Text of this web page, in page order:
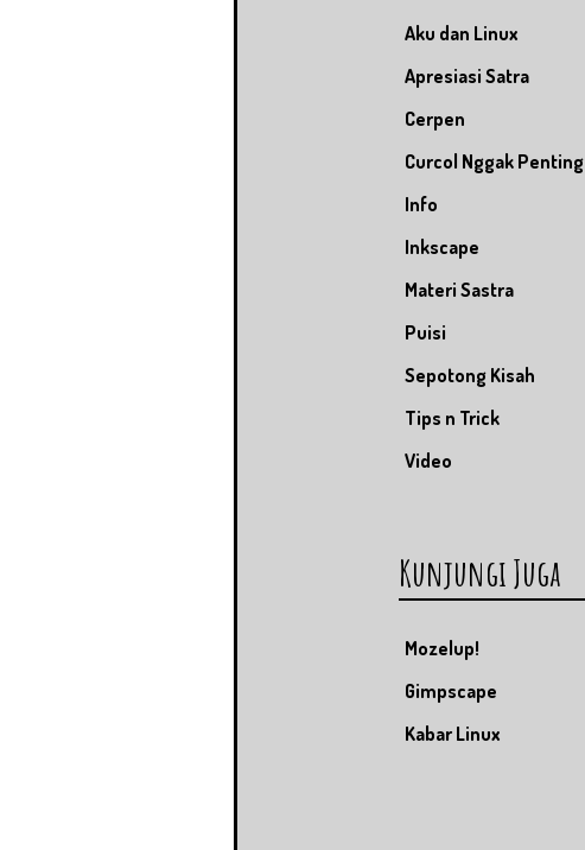
Aku dan Linux
Apresiasi Satra
Cerpen
Curcol Nggak Penting
Info
Inkscape
Materi Sastra
Puisi
Sepotong Kisah
Tips n Trick
Video
Kunjungi Juga
Mozelup!
Gimpscape
Kabar Linux